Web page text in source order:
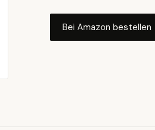
Bei Amazon bestellen